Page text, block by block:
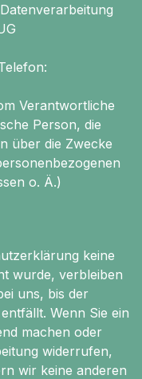
Verantwortliche
Person, die
über die Zwecke
o. Ä.)
keine
wurde, verbleiben
uns, bis der
Wenn Sie ein
machen oder
widerrufen,
wir keine anderen